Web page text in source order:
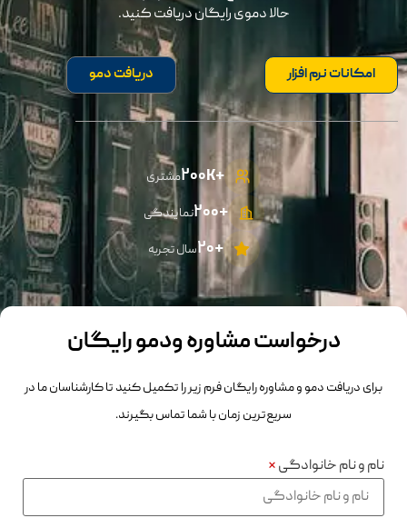
حالا دموی رایگان دریافت کنید.
امکانات نرم افزار دریافت دمو
+۲۰۰K مشتری
+2۰۰ نمایندگی
+۲۰ سال تجربه
درخواست مشاوره ودمو رایگان
برای دریافت دمو و مشاوره رایگان فرم زیر را تکمیل کنید تا کارشناسان ما در
سریع‌ترین زمان با شما تماس بگیرند.
نام و نام خانوادگی*